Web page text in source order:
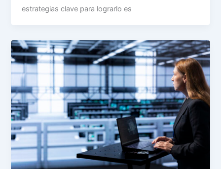
estrategias clave para lograrlo es